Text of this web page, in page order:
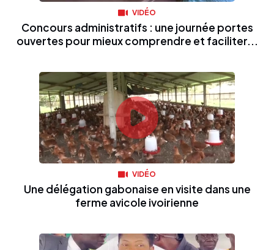
VIDÉO
Concours administratifs : une journée portes
ouvertes pour mieux comprendre et faciliter...
VIDÉO
Une délégation gabonaise en visite dans une
ferme avicole ivoirienne